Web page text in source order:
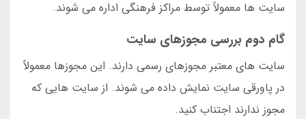
سایت ها معمولاً توسط مراکز فرهنگی اداره می شوند.
گام دوم بررسی مجوزهای سایت
سایت های معتبر مجوزهای رسمی دارند. این مجوزها معمولاً
در پاورقی سایت نمایش داده می شوند. از سایت هایی که
مجوز ندارند اجتناب کنید.